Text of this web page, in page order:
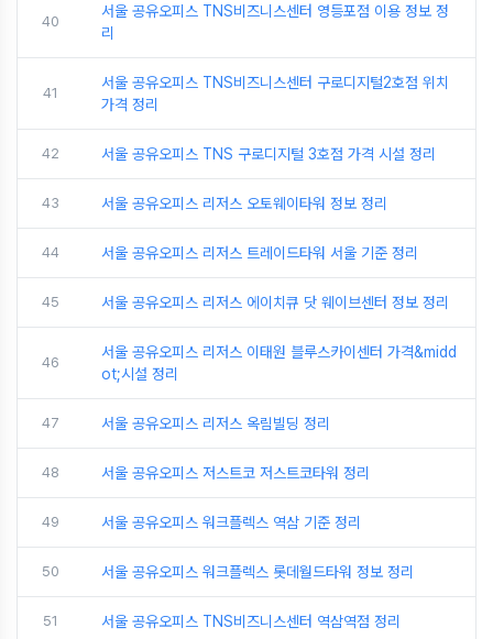
40
서울 공유오피스 TNS비즈니스센터 영등포점 이용 정보 정
리
41
서울 공유오피스 TNS비즈니스센터 구로디지털2호점 위치
가격 정리
42 서울 공유오피스 TNS 구로디지털 3호점 가격 시설 정리
43 서울 공유오피스 리저스 오토웨이타워 정보 정리
44 서울 공유오피스 리저스 트레이드타워 서울 기준 정리
45 서울 공유오피스 리저스 에이치큐 닷 웨이브센터 정보 정리
46
서울 공유오피스 리저스 이태원 블루스카이센터 가격&midd
ot;시설 정리
47 서울 공유오피스 리저스 옥림빌딩 정리
48 서울 공유오피스 저스트코 저스트코타워 정리
49 서울 공유오피스 워크플렉스 역삼 기준 정리
50 서울 공유오피스 워크플렉스 롯데월드타워 정보 정리
51 서울 공유오피스 TNS비즈니스센터 역삼역점 정리